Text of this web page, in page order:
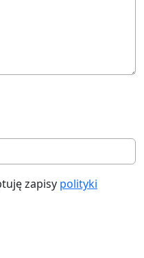
zapisy polityki